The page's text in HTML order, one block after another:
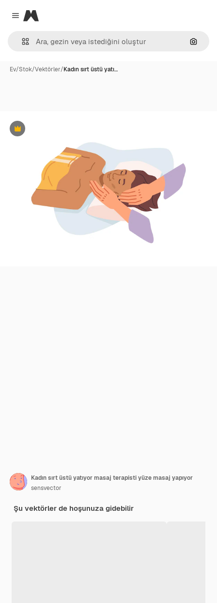
Close menu
Magnific
Ev/Stok/Vektörler/Kadın sırt üstü yatı…
Premium
Kadın sırt üstü yatıyor masaj terapisti yüze masaj yapıyor
sensvector
Şu vektörler de hoşunuza gidebilir